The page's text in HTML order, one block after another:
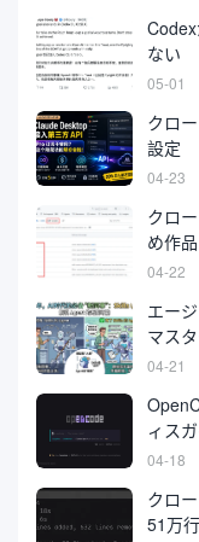
ない
05-01
クロ
設定
04-23
クロ
め作
04-22
エー
マス
04-21
ィス
04-18
クロ
51万